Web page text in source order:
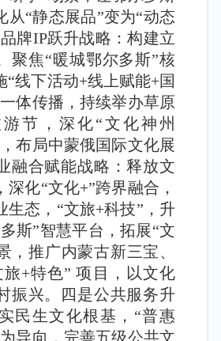
从“静态展品”变为“动态
牌IP跃升战略：构建立
聚焦“暖城鄂尔多斯”核
“线下活动+线上赋能+国
体传播，持续举办草原
节，深化“文化神州
布局中蒙俄国际文化展
融合赋能战略：释放文
深化“文化+”跨界融合，
生态，“文旅+科技”，升
斯”智慧平台，拓展“文
，推广内蒙古新三宝、
+特色” 项目，以文化
振兴。四是公共服务升
民生文化根基，“普惠
导向，完善五级公共文